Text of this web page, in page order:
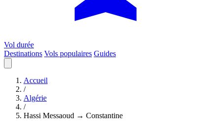
Vol durée
Destinations Vols populaires Guides
Accueil
/
Algérie
/
Hassi Messaoud → Constantine